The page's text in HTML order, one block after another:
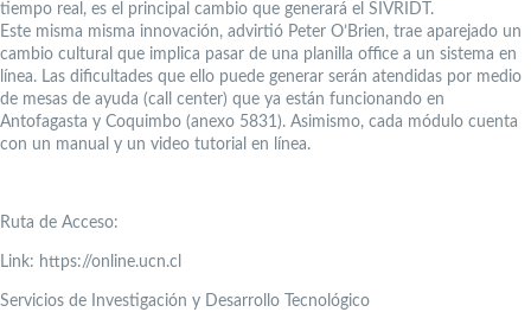
tiempo real, es el principal cambio que generará el SIVRIDT.
Este misma misma innovación, advirtió Peter O’Brien, trae aparejado un
cambio cultural que implica pasar de una planilla office a un sistema en
línea. Las dificultades que ello puede generar serán atendidas por medio
de mesas de ayuda (call center) que ya están funcionando en
Antofagasta y Coquimbo (anexo 5831). Asimismo, cada módulo cuenta
con un manual y un video tutorial en línea.
Ruta de Acceso:
Link: https://online.ucn.cl
Servicios de Investigación y Desarrollo Tecnológico